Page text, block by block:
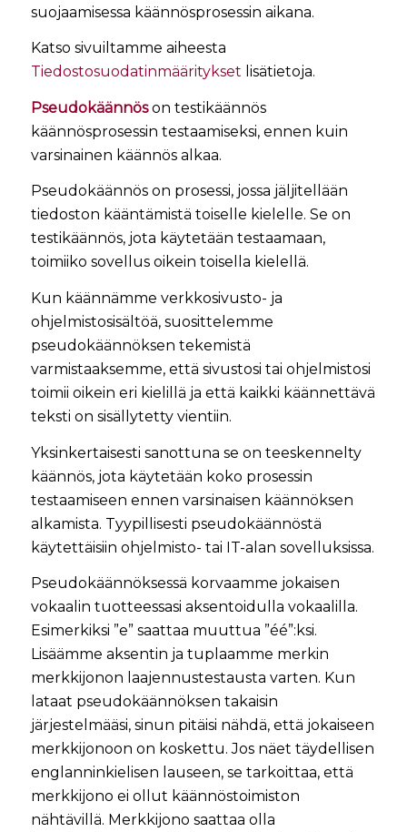
suojaamisessa käännösprosessin aikana.
Katso sivuiltamme aiheesta
Tiedostosuodatinmääritykset lisätietoja.
Pseudokäännöson testikäännös
käännösprosessin testaamiseksi, ennen kuin
varsinainen käännös alkaa.
Pseudokäännös on prosessi, jossa jäljitellään
tiedoston kääntämistä toiselle kielelle. Se on
testikäännös, jota käytetään testaamaan,
toimiiko sovellus oikein toisella kielellä.
Kun käännämme verkkosivusto- ja
ohjelmistosisältöä, suosittelemme
pseudokäännöksen tekemistä
varmistaaksemme, että sivustosi tai ohjelmistosi
toimii oikein eri kielillä ja että kaikki käännettävä
teksti on sisällytetty vientiin.
Yksinkertaisesti sanottuna se on teeskennelty
käännös, jota käytetään koko prosessin
testaamiseen ennen varsinaisen käännöksen
alkamista. Tyypillisesti pseudokäännöstä
käytettäisiin ohjelmisto- tai IT-alan sovelluksissa.
Pseudokäännöksessä korvaamme jokaisen
vokaalin tuotteessasi aksentoidulla vokaalilla.
Esimerkiksi ”e” saattaa muuttua ”éé”:ksi.
Lisäämme aksentin ja tuplaamme merkin
merkkijonon laajennustestausta varten. Kun
lataat pseudokäännöksen takaisin
järjestelmääsi, sinun pitäisi nähdä, että jokaiseen
merkkijonoon on koskettu. Jos näet täydellisen
englanninkielisen lauseen, se tarkoittaa, että
merkkijono ei ollut käännöstoimiston
nähtävillä. Merkkijono saattaa olla